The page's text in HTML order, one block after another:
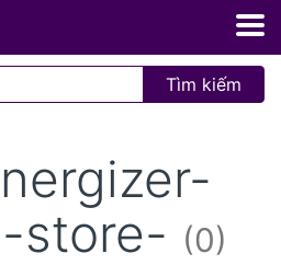
Tìm kiếm
store- (0)